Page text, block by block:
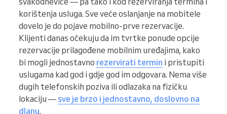
korištenja usluga. Sve veće oslanjanje na mobitele
dovelo je do pojave mobilno-prve rezervacije.
Klijenti danas očekuju da im tvrtke ponude opcije
rezervacije prilagođene mobilnim uređajima, kako
bi mogli jednostavno rezervirati termin i pristupiti
uslugama kad god i gdje god im odgovara. Nema više
dugih telefonskih poziva ili odlazaka na fizičku
lokaciju — sve je brzo i jednostavno, doslovno na
dlanu.